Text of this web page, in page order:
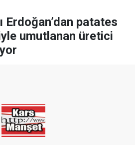
Erdoğan’dan patates
umutlanan üretici